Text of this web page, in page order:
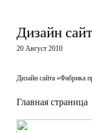
Дизайн
20 Август 2010
Дизайн сайта «Фабрика
Главная страница